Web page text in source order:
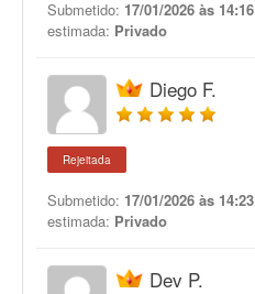
Submetido: 17/01/2026 às 14:16
estimada: Privado
Diego F.
Rejeitada
Submetido: 17/01/2026 às 14:23
estimada: Privado
Dev P.